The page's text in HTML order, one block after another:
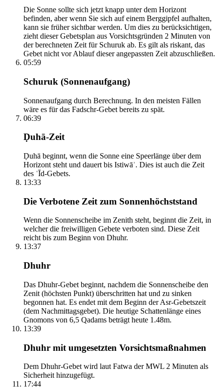
Die Sonne sollte sich jetzt knapp unter dem Horizont
befinden, aber wenn Sie sich auf einem Berggipfel aufhalten,
kann sie früher sichtbar werden. Um dies zu berücksichtigen,
zieht dieser Gebetsplan aus Vorsichtsgründen 2 Minuten von
der berechneten Zeit für Schuruk ab. Es gilt als riskant, das
Gebet nicht vor Ablauf dieser angepassten Zeit abzuschließen.
05:59
Schuruk (Sonnenaufgang)
Sonnenaufgang durch Berechnung. In den meisten Fällen
wäre es für das Fadschr-Gebet bereits zu spät.
06:39
Ḍuhā-Zeit
Ḍuhā beginnt, wenn die Sonne eine Speerlänge über dem
Horizont steht und dauert bis Istiwāʾ. Dies ist auch die Zeit
des ʿĪd-Gebets.
13:33
Die Verbotene Zeit zum Sonnenhöchststand
Wenn die Sonnenscheibe im Zenith steht, beginnt die Zeit, in
welcher die freiwilligen Gebete verboten sind. Diese Zeit
reicht bis zum Beginn von Dhuhr.
13:37
Dhuhr
Das Dhuhr-Gebet beginnt, nachdem die Sonnenscheibe den
Zenit (höchsten Punkt) überschritten hat und zu sinken
begonnen hat. Es endet mit dem Beginn der Asr-Gebetszeit
(dem Nachmittagsgebet). Die heutige Schattenlänge eines
Gnomons von 6,5 Qadams beträgt heute 1.48m.
13:39
Dhuhr mit umgesetzten Vorsichtsmaßnahmen
Dem Dhuhr-Gebet wird laut Fatwa der MWL 2 Minuten als
Sicherheit hinzugefügt.
17:44